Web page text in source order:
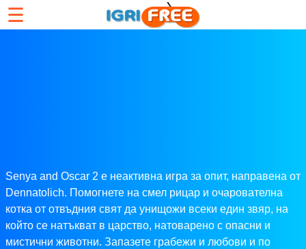
☰
Senya and Oscar 2 е неактивна игра за опит, направена от
Dennatolich. Помогнете на смел рицар и очарователна
котка от отвъдния свят да унищожи всеки един звяр, на
който се натъкват в царство, натоварено с опасни и
мистични животни. Запазете грабежи и любови и по